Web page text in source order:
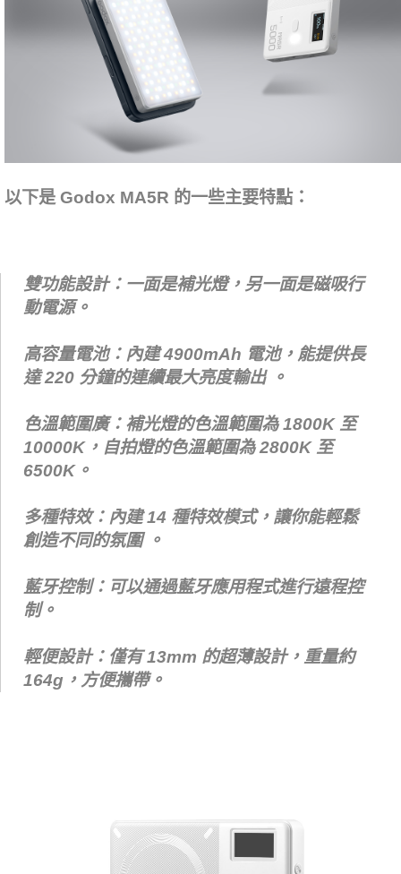
以下是 Godox MA5R 的一些主要特點：
雙功能設計：一面是補光燈，另一面是磁吸行
動電源。
高容量電池：內建 4900mAh 電池，能提供長
達 220 分鐘的連續最大亮度輸出 。
色溫範圍廣：補光燈的色溫範圍為 1800K 至
10000K，自拍燈的色溫範圍為 2800K 至
6500K。
多種特效：內建 14 種特效模式，讓你能輕鬆
創造不同的氛圍 。
藍牙控制：可以通過藍牙應用程式進行遠程控
制。
輕便設計：僅有 13mm 的超薄設計，重量約
164g，方便攜帶。